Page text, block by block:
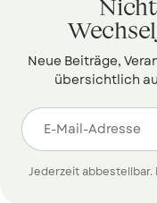
Neue Beiträge,
übersichtlich
Jederzeit abbestellbar.